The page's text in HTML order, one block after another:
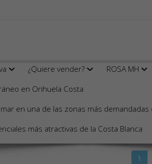
¿Quiere vender? ROSA MH
en Orihuela Costa
en una de las zonas más demandadas
más atractivas de la Costa Blanca
Resultados de tu
1